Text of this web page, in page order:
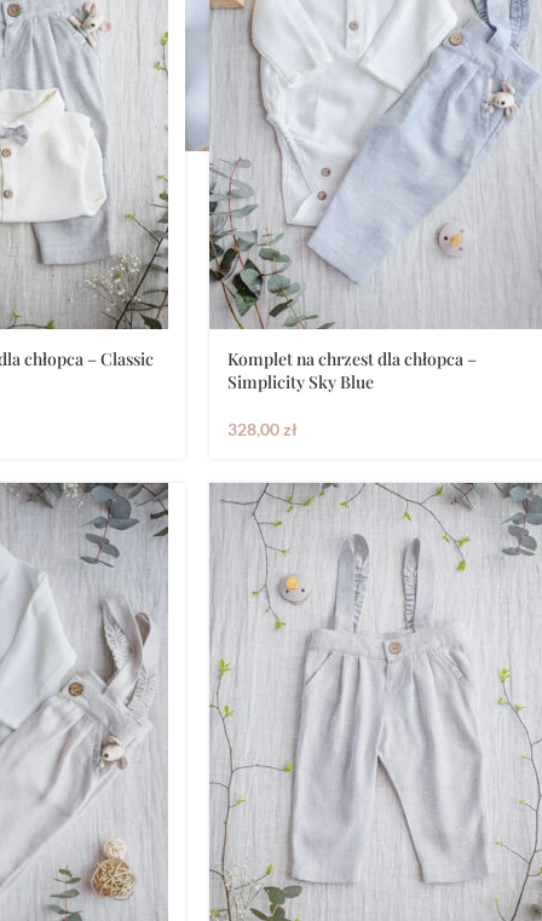
chłopca – Classic
Komplet na chrzest dla chłopca –
Simplicity Sky Blue
328,00zł